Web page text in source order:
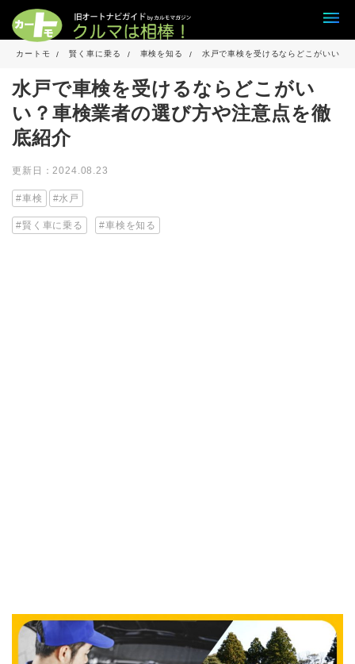
カートモ 賢く車に乗る 車検を知る 水戸で車検を受けるならどこがいい？
水戸で車検を受けるならどこがい
い？車検業者の選び方や注意点を徹
底紹介
更新日：2024.08.23
車検 水戸
賢く車に乗る 車検を知る